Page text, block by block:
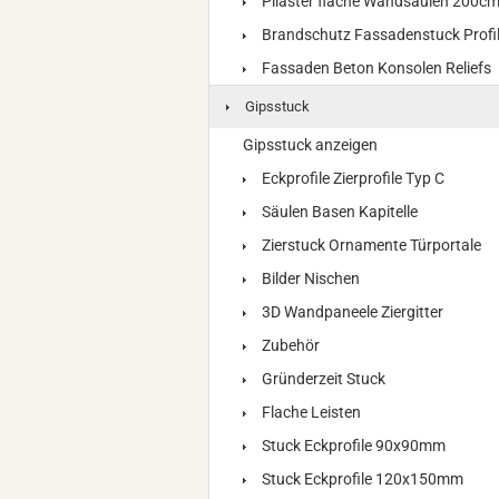
Brandschutz Fassadenstuck
Fassaden Beton Konsolen Reliefs
Gipsstuck
Gipsstuck anzeigen
Eckprofile Zierprofile Typ C
Säulen Basen Kapitelle
Zierstuck Ornamente Türportale
Bilder Nischen
3D Wandpaneele Ziergitter
Zubehör
Gründerzeit Stuck
Flache Leisten
Stuck Eckprofile 90x90mm
Stuck Eckprofile 120x150mm